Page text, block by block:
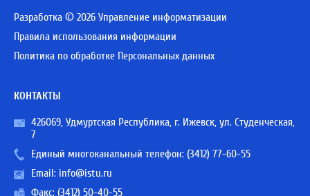
Разработка © 2026 Управление информатизации
Правила использования информации
Политика по обработке Персональных данных
КОНТАКТЫ
426069, Удмуртская Республика, г. Ижевск, ул. Студенческая,
7
Единый многоканальный телефон: (3412) 77-60-55
Email: info@istu.ru
Факс: (3412) 50-40-55